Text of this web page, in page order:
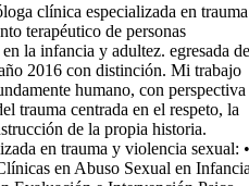
clínica especializada en trauma
terapéutico de personas
la infancia y adultez. egresada de
2016 con distinción. Mi trabajo
humano, con perspectiva
trauma centrada en el respeto, la
de la propia historia.
en trauma y violencia sexual: •
en Abuso Sexual en